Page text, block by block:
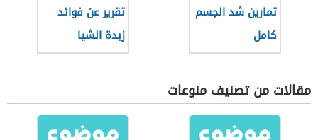
تمارين شد الجسم
كامل
تقرير عن فوائد
زبدة الشيا
مقالات من تصنيف منوعات